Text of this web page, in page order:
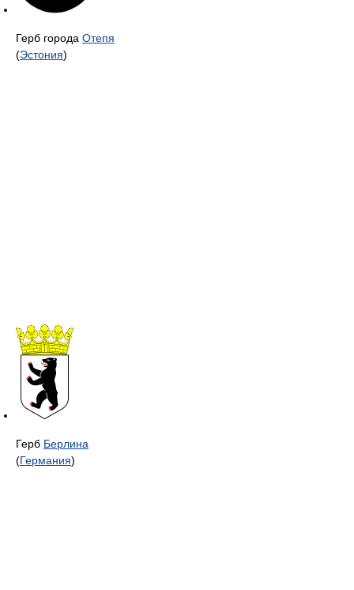
Герб города Отепя
(Эстония)
Герб Берлина
(Германия)